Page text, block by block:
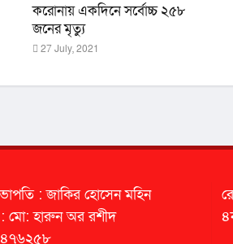
করোনায় একদিনে সর্বোচ্চ ২৫৮
জনের মৃত্যু
27 July, 2021
: জাকির হোসেন মহিন
: মো: হারুন অর রশীদ